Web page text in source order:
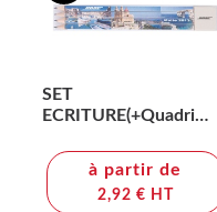
SET
ECRITURE(+Quadri
(13,8 x 2,62 cm) + sur
gomme (2,2 x 2,4 cm))
à partir de
2,92 € HT